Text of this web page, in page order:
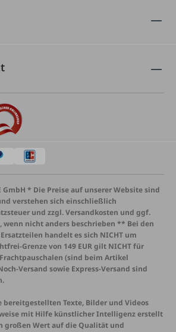
GmbH * Die Preise auf unserer Website sind
verstehen sich einschließlich
und zzgl. Versandkosten und ggf.
wenn nicht anders beschrieben ** Bei den
handelt es sich NICHT um
Grenze von 149 EUR gilt NICHT für
(sind beim Artikel
Versand sowie Express-Versand sind
bereitgestellten Texte, Bilder und Videos
mit Hilfe künstlicher Intelligenz erstellt
großen Wert auf die Qualität und